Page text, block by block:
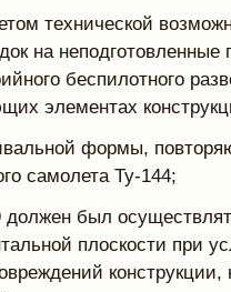
технической
на
беспилотного
элементах
формы,
самолета Ту-144;
был
плоскости при